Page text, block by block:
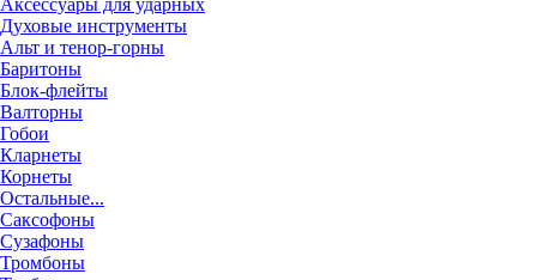
Аксессуары для ударных
Духовые инструменты
Альт и тенор-горны
Баритоны
Блок-флейты
Валторны
Гобои
Кларнеты
Корнеты
Остальные...
Саксофоны
Сузафоны
Тромбоны